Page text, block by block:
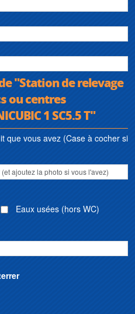
"Station de relevage
ou centres
1 SC5.5 T"
que vous avez (Case à cocher si
Eaux usées (hors WC)